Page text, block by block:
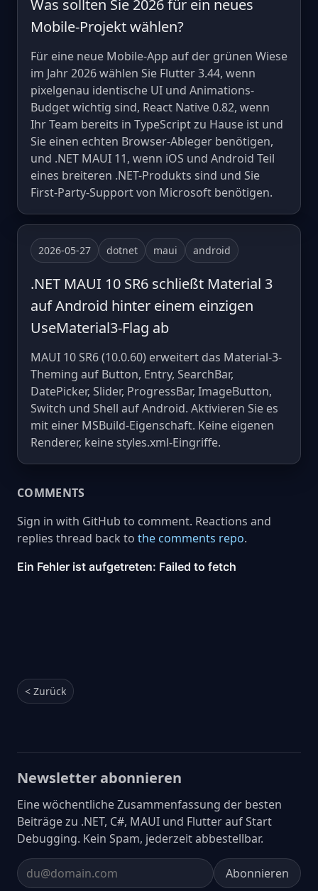
Was sollten Sie 2026 für ein neues
Mobile-Projekt wählen?
Für eine neue Mobile-App auf der grünen Wiese
im Jahr 2026 wählen Sie Flutter 3.44, wenn
pixelgenau identische UI und Animations-
Budget wichtig sind, React Native 0.82, wenn
Ihr Team bereits in TypeScript zu Hause ist und
Sie einen echten Browser-Ableger benötigen,
und .NET MAUI 11, wenn iOS und Android Teil
eines breiteren .NET-Produkts sind und Sie
First-Party-Support von Microsoft benötigen.
2026-05-27 dotnet maui android
.NET MAUI 10 SR6 schließt Material 3
auf Android hinter einem einzigen
UseMaterial3-Flag ab
MAUI 10 SR6 (10.0.60) erweitert das Material-3-
Theming auf Button, Entry, SearchBar,
DatePicker, Slider, ProgressBar, ImageButton,
Switch und Shell auf Android. Aktivieren Sie es
mit einer MSBuild-Eigenschaft. Keine eigenen
Renderer, keine styles.xml-Eingriffe.
COMMENTS
Sign in with GitHub to comment. Reactions and
replies thread back to the comments repo.
< Zurück
Newsletter abonnieren
Eine wöchentliche Zusammenfassung der besten
Beiträge zu .NET, C#, MAUI und Flutter auf Start
Debugging. Kein Spam, jederzeit abbestellbar.
Email address Abonnieren